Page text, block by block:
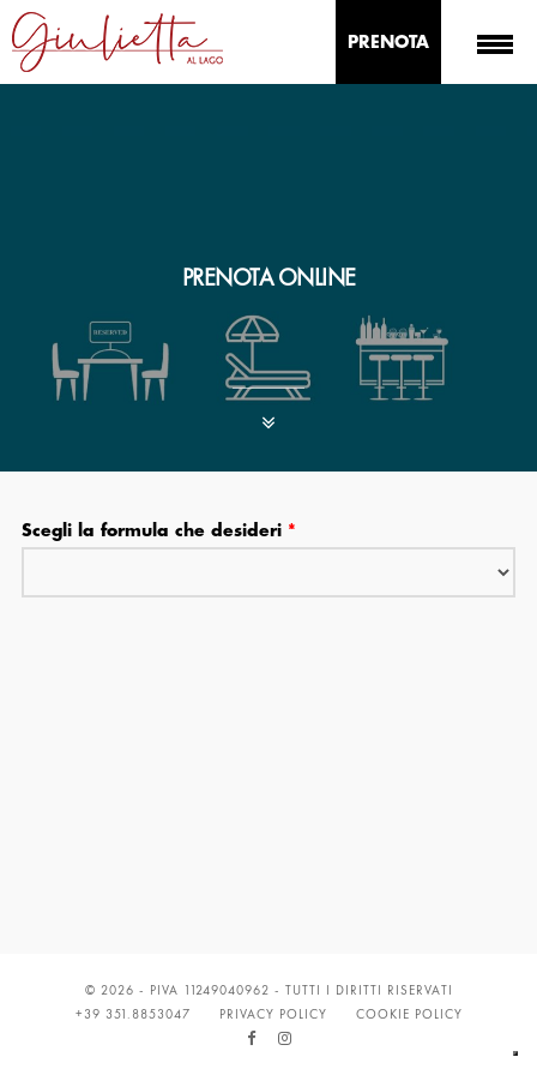
PRENOTA
PRENOTA ONLINE
Scegli la formula che desideri *
© 2026 - PIVA 11249040962 - TUTTI I DIRITTI RISERVATI
+39 351.8853047
PRIVACY POLICY COOKIE POLICY